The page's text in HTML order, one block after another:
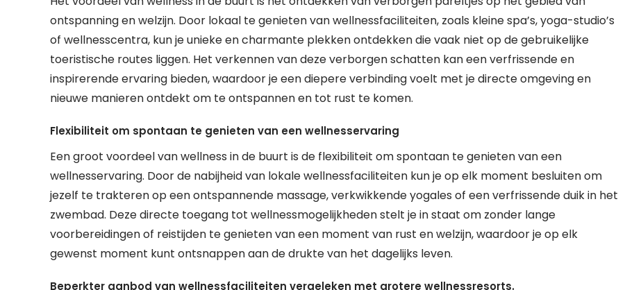
ontspanning en welzijn. Door lokaal te genieten van wellnessfaciliteiten, zoals kleine spa’s, yoga-studio’s
of wellnesscentra, kun je unieke en charmante plekken ontdekken die vaak niet op de gebruikelijke
toeristische routes liggen. Het verkennen van deze verborgen schatten kan een verfrissende en
inspirerende ervaring bieden, waardoor je een diepere verbinding voelt met je directe omgeving en
nieuwe manieren ontdekt om te ontspannen en tot rust te komen.
Flexibiliteit om spontaan te genieten van een wellnesservaring
Een groot voordeel van wellness in de buurt is de flexibiliteit om spontaan te genieten van een
wellnesservaring. Door de nabijheid van lokale wellnessfaciliteiten kun je op elk moment besluiten om
jezelf te trakteren op een ontspannende massage, verkwikkende yogales of een verfrissende duik in het
zwembad. Deze directe toegang tot wellnessmogelijkheden stelt je in staat om zonder lange
voorbereidingen of reistijden te genieten van een moment van rust en welzijn, waardoor je op elk
gewenst moment kunt ontsnappen aan de drukte van het dagelijks leven.
Beperkter aanbod van wellnessfaciliteiten vergeleken met grotere wellnessresorts.